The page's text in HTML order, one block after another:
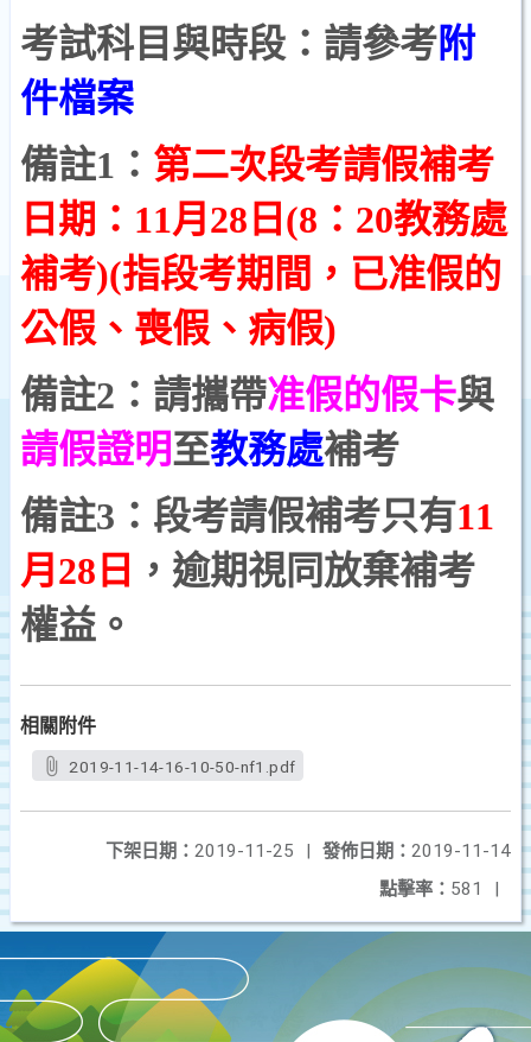
考試科目與時段：請參考附
件檔案
備註1： 第二次段考請假補考
日期：11月28日(8：20教務處
補考)(指段考期間，已准假的
公假、喪假、病假)
備註2：請攜帶准假的假卡與
請假證明至教務處補考
備註3：段考請假補考只有11
月28日 ，逾期視同放棄補考
權益。
相關附件
2019-11-14-16-10-50-nf1.pdf
發佈日期： 2019-11-14
下架日期： 2019-11-25
|
點擊率： 581 |